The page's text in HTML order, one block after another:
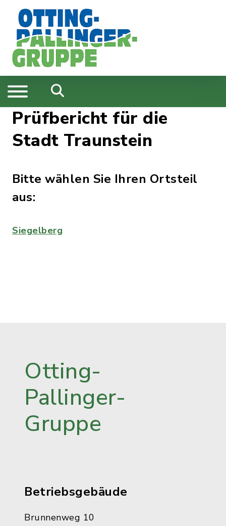
Prüfbericht für die
Stadt Traunstein
Bitte wählen Sie Ihren Ortsteil
aus:
Siegelberg
Otting-
Pallinger-
Gruppe
Betriebsgebäude
Brunnenweg 10